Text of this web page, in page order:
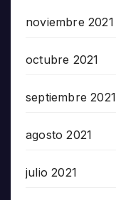
noviembre 2021
octubre 2021
septiembre 2021
agosto 2021
julio 2021